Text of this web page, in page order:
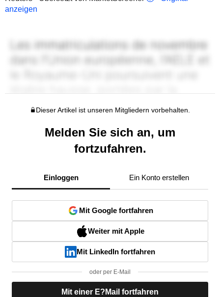
anzeigen
Dieser Artikel ist unseren Mitgliedern vorbehalten.
Melden Sie sich an, um
fortzufahren.
Einloggen Ein Konto erstellen
Mit Google fortfahren
Weiter mit Apple
Mit LinkedIn fortfahren
oder per E-Mail
Mit einer E?Mail fortfahren